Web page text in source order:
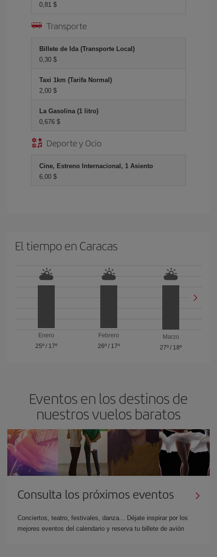
0,81 $
Transporte
Billete de Ida (Transporte Local)
0,30 $
Taxi 1km (Tarifa Normal)
2,00 $
La Gasolina (1 litro)
0,676 $
Deporte y Ocio
Cine, Estreno Internacional, 1 Asiento
6,00 $
El tiempo en Caracas
Enero
25º/ 17º
Febrero
26º/ 17º
Marzo
27º / 18º
Eventos en los destinos de
nuestros vuelos baratos
Consulta los próximos eventos
Conciertos, teatro, festivales, danza... Déjate inspirar por los
mejores eventos del calendario y reserva tu billete de avión